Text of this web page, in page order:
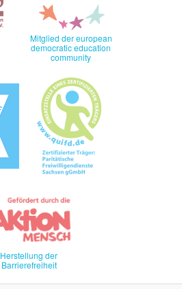
Mitglied der european
democratic education
community
Herstellung der
Barrierefreiheit